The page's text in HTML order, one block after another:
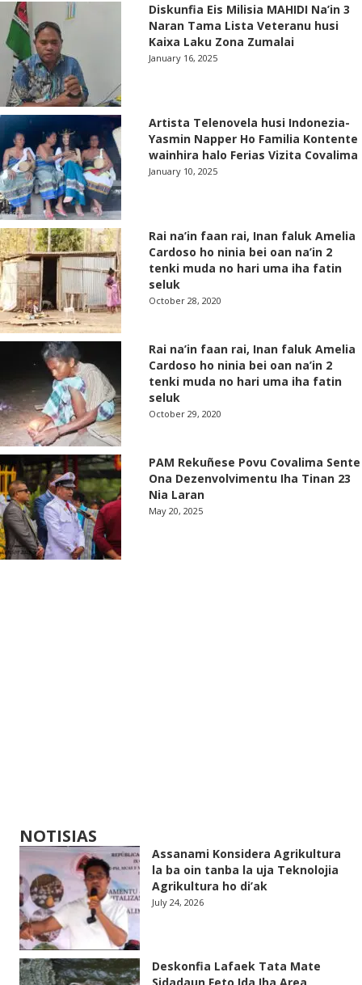
Diskunfia Eis Milisia MAHIDI Na’in 3
Naran Tama Lista Veteranu husi
Kaixa Laku Zona Zumalai
January 16, 2025
Artista Telenovela husi Indonezia-
Yasmin Napper Ho Familia Kontente
wainhira halo Ferias Vizita Covalima
January 10, 2025
Rai na’in faan rai, Inan faluk Amelia
Cardoso ho ninia bei oan na’in 2
tenki muda no hari uma iha fatin
seluk
October 28, 2020
Rai na’in faan rai, Inan faluk Amelia
Cardoso ho ninia bei oan na’in 2
tenki muda no hari uma iha fatin
seluk
October 29, 2020
PAM Rekuñese Povu Covalima Sente
Ona Dezenvolvimentu Iha Tinan 23
Nia Laran
May 20, 2025
NOTISIAS
Assanami Konsidera Agrikultura
la ba oin tanba la uja Teknolojia
Agrikultura ho di’ak
July 24, 2026
Deskonfia Lafaek Tata Mate